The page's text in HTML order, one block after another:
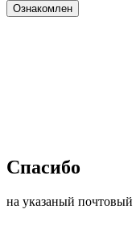
Ознакомлен
Спасибо
на указаный почтовый